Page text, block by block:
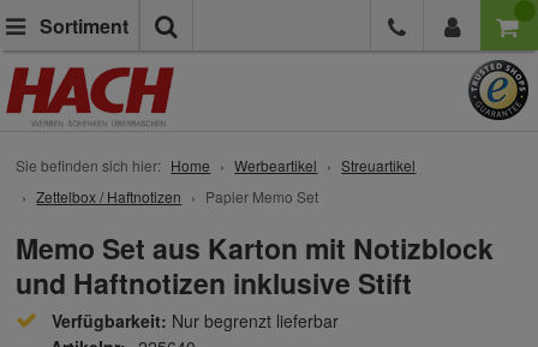
Sortiment
Sie befinden sich hier: Home Werbeartikel
Streuartikel
Zettelbox / Haftnotizen
Papier Memo Set
Memo Set aus Karton mit Notizblock
und Haftnotizen inklusive Stift
Verfügbarkeit: Nur begrenzt lieferbar